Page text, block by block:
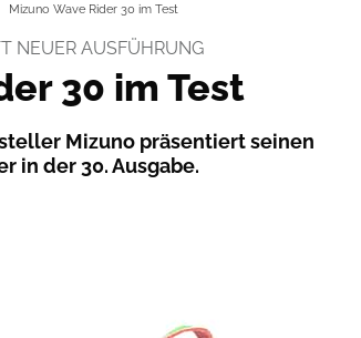
Mizuno Wave Rider 30 im Test
NEUER AUSFÜHRUNG
30 im Test
Mizuno präsentiert seinen
in der 30. Ausgabe.